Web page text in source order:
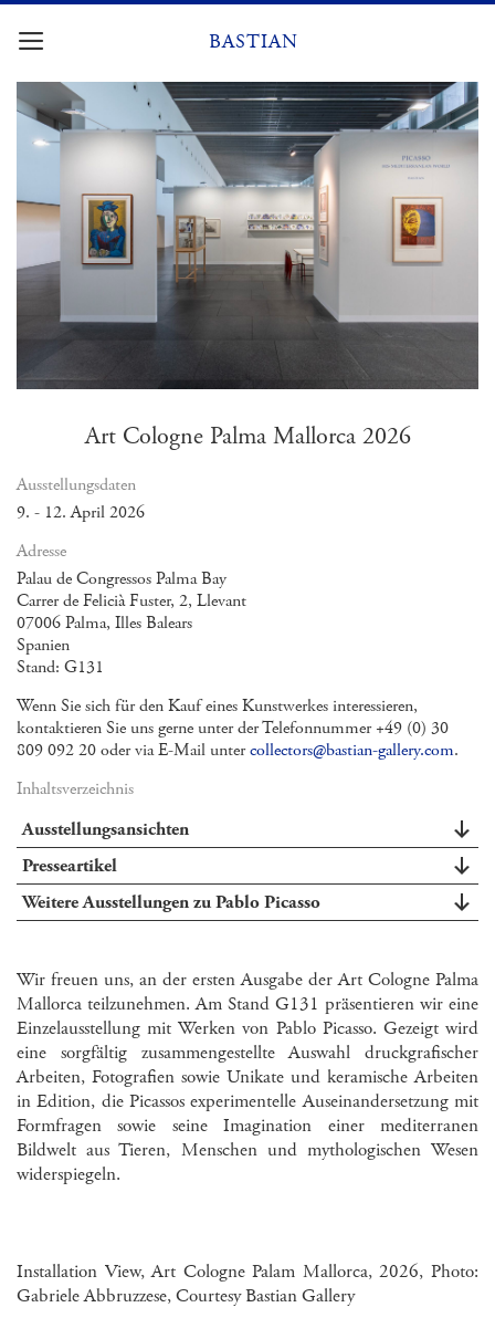
Zum
Inhalt
BASTIAN
Art Cologne Palma Mallorca 2026
Ausstellungsdaten
9. - 12. April 2026
Adresse
Palau de Congressos Palma Bay
Carrer de Felicià Fuster, 2, Llevant
07006 Palma, Illes Balears
Spanien
Stand: G131
Wenn Sie sich für den Kauf eines Kunstwerkes interessieren,
kontaktieren Sie uns gerne unter der Telefonnummer +49 (0) 30
809 092 20 oder via E-Mail untercollectors@bastian-gallery.com.
Inhaltsverzeichnis
Ausstellungsansichten
Presseartikel
Weitere Ausstellungen zu Pablo Picasso
Wir freuen uns, an der ersten Ausgabe der Art Cologne Palma
Mallorca teilzunehmen. Am Stand G131 präsentieren wir eine
Einzelausstellung mit Werken von Pablo Picasso. Gezeigt wird
eine sorgfältig zusammengestellte Auswahl druckgrafischer
Arbeiten, Fotografien sowie Unikate und keramische Arbeiten
in Edition, die Picassos experimentelle Auseinandersetzung mit
Formfragen sowie seine Imagination einer mediterranen
Bildwelt aus Tieren, Menschen und mythologischen Wesen
widerspiegeln.
Installation View, Art Cologne Palam Mallorca, 2026, Photo:
Gabriele Abbruzzese, Courtesy Bastian Gallery